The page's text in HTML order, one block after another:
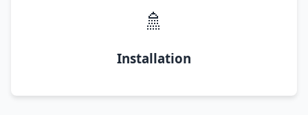
🚿
Installation